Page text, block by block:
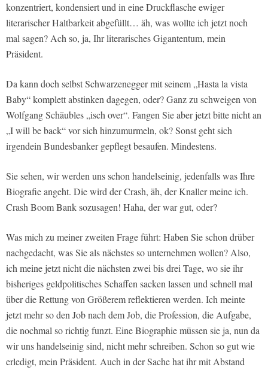
konzentriert, kondensiert und in eine Druckflasche ewiger
literarischer Haltbarkeit abgefüllt… äh, was wollte ich jetzt noch
mal sagen? Ach so, ja, Ihr literarisches Gigantentum, mein
Präsident.
Da kann doch selbst Schwarzenegger mit seinem „Hasta la vista
Baby“ komplett abstinken dagegen, oder? Ganz zu schweigen von
Wolfgang Schäubles „isch over“. Fangen Sie aber jetzt bitte nicht an
„I will be back“ vor sich hinzumurmeln, ok? Sonst geht sich
irgendein Bundesbanker gepflegt besaufen. Mindestens.
Sie sehen, wir werden uns schon handelseinig, jedenfalls was Ihre
Biografie angeht. Die wird der Crash, äh, der Knaller meine ich.
Crash Boom Bank sozusagen! Haha, der war gut, oder?
Was mich zu meiner zweiten Frage führt: Haben Sie schon drüber
nachgedacht, was Sie als nächstes so unternehmen wollen? Also,
ich meine jetzt nicht die nächsten zwei bis drei Tage, wo sie ihr
bisheriges geldpolitisches Schaffen sacken lassen und schnell mal
über die Rettung von Größerem reflektieren werden. Ich meinte
jetzt mehr so den Job nach dem Job, die Profession, die Aufgabe,
die nochmal so richtig funzt. Eine Biographie müssen sie ja, nun da
wir uns handelseinig sind, nicht mehr schreiben. Schon so gut wie
erledigt, mein Präsident. Auch in der Sache hat ihr mit Abstand